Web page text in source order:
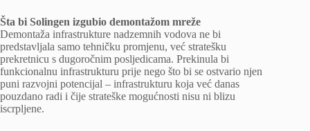
Šta bi Solingen izgubio demontažom mreže
Demontaža infrastrukture nadzemnih vodova ne bi
predstavljala samo tehničku promjenu, već stratešku
prekretnicu s dugoročnim posljedicama. Prekinula bi
funkcionalnu infrastrukturu prije nego što bi se ostvario njen
puni razvojni potencijal – infrastrukturu koja već danas
pouzdano radi i čije strateške mogućnosti nisu ni blizu
iscrpljene.